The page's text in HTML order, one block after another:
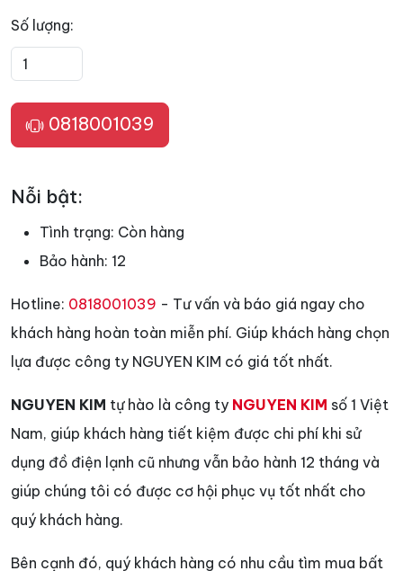
Số lượng:
0818001039
Nỗi bật:
Tình trạng: Còn hàng
Bảo hành: 12
Hotline: 0818001039 - Tư vấn và báo giá ngay cho
khách hàng hoàn toàn miễn phí. Giúp khách hàng chọn
lựa được công ty NGUYEN KIM có giá tốt nhất.
NGUYEN KIM tự hào là công ty NGUYEN KIM số 1 Việt
Nam, giúp khách hàng tiết kiệm được chi phí khi sử
dụng đồ điện lạnh cũ nhưng vẫn bảo hành 12 tháng và
giúp chúng tôi có được cơ hội phục vụ tốt nhất cho
quý khách hàng.
Bên cạnh đó, quý khách hàng có nhu cầu tìm mua bất